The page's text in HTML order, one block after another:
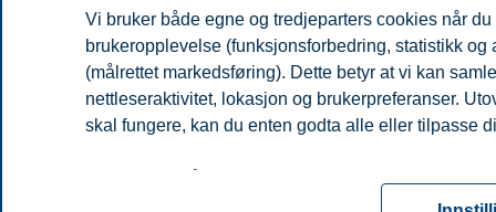
Vi bruker både egne og tredjeparters cookies når
brukeropplevelse (funksjonsforbedring, statistikk
(målrettet markedsføring). Dette betyr at vi kan
nettleseraktivitet, lokasjon og brukerpreferanser.
skal fungere, kan du enten godta alle eller tilpasse
for informasjonskapsler. Du kan når som helst